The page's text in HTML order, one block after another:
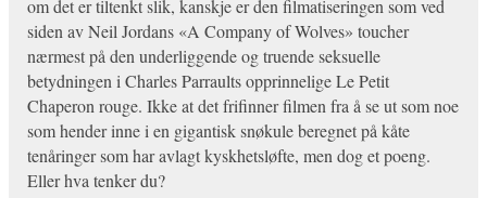
om det er tiltenkt slik, kanskje er den filmatiseringen som ved
siden av Neil Jordans «A Company of Wolves» toucher
nærmest på den underliggende og truende seksuelle
betydningen i Charles Parraults opprinnelige Le Petit
Chaperon rouge. Ikke at det frifinner filmen fra å se ut som noe
som hender inne i en gigantisk snøkule beregnet på kåte
tenåringer som har avlagt kyskhetsløfte, men dog et poeng.
Eller hva tenker du?